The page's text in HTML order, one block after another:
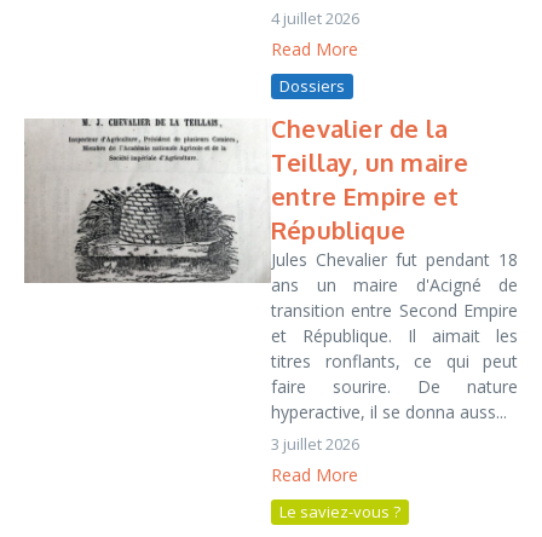
4 juillet 2026
Read More
Dossiers
Chevalier de la
Teillay, un maire
entre Empire et
République
Jules Chevalier fut pendant 18
ans un maire d'Acigné de
transition entre Second Empire
et République. Il aimait les
titres ronflants, ce qui peut
faire sourire. De nature
hyperactive, il se donna auss...
3 juillet 2026
Read More
Le saviez-vous ?